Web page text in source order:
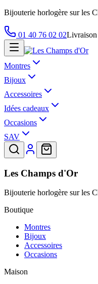
Bijouterie horlogère sur les
01 40 76 02 02Livraison
Montres
Bijoux
Accessoires
Idées cadeaux
Occasions
SAV
Les Champs d'Or
Bijouterie horlogère sur les
Boutique
Montres
Bijoux
Accessoires
Occasions
Maison